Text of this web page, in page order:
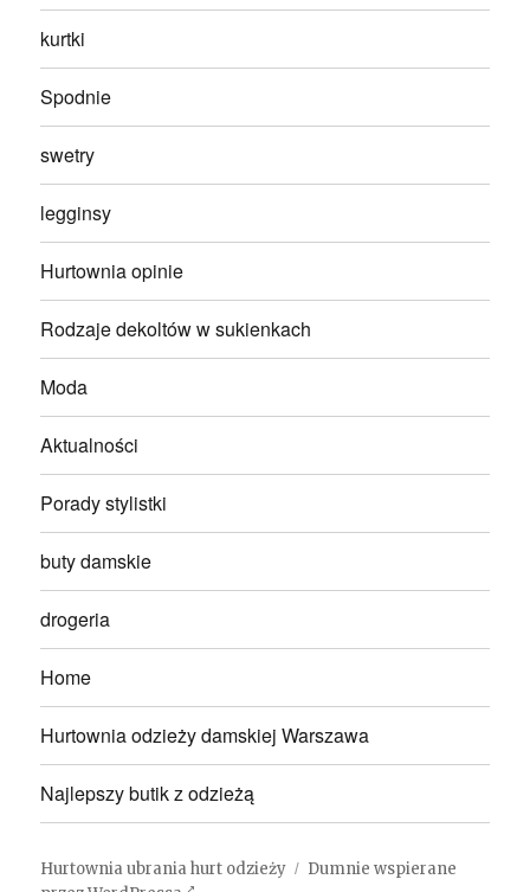
kurtki
Spodnie
swetry
legginsy
Hurtownia opinie
Rodzaje dekoltów w sukienkach
Moda
Aktualności
Porady stylistki
buty damskie
drogeria
Home
Hurtownia odzieży damskiej Warszawa
Najlepszy butik z odzieżą
Hurtownia ubrania hurt odzieży
Dumnie wspierane